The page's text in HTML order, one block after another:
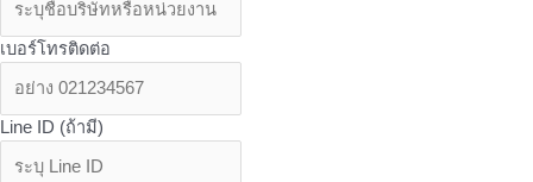
เบอร์โทรติดต่อ
Line ID (ถ้ามี)